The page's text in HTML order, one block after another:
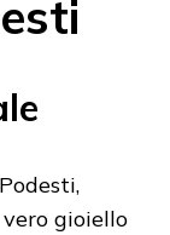
gioiello